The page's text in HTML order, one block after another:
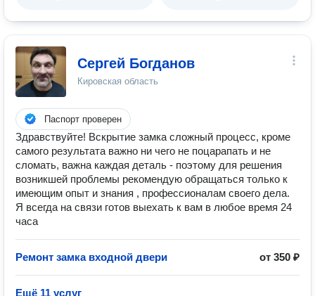
Сергей Богданов
Кировская область
Паспорт проверен
Здравствуйте! Вскрытие замка сложный процесс, кроме
самого результата важно ни чего не поцарапать и не
сломать, важна каждая деталь - поэтому для решения
возникшей проблемы рекомендую обращаться только к
имеющим опыт и знания , профессионалам своего дела.
Я всегда на связи готов выехать к вам в любое время 24
часа
Ремонт замка входной двери от 350 ₽
Ещё 11 услуг